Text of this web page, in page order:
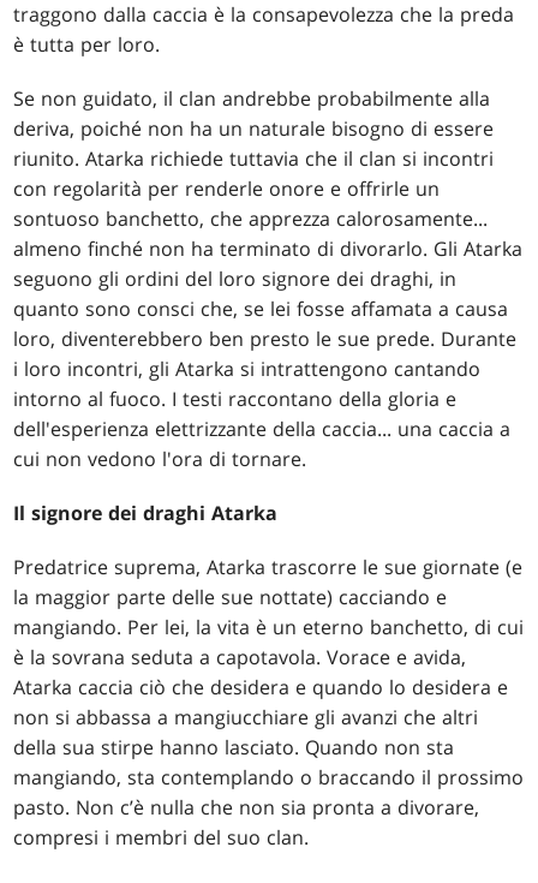
traggono dalla caccia è la consapevolezza che la preda
è tutta per loro.
Se non guidato, il clan andrebbe probabilmente alla
deriva, poiché non ha un naturale bisogno di essere
riunito. Atarka richiede tuttavia che il clan si incontri
con regolarità per renderle onore e offrirle un
sontuoso banchetto, che apprezza calorosamente...
almeno finché non ha terminato di divorarlo. Gli Atarka
seguono gli ordini del loro signore dei draghi, in
quanto sono consci che, se lei fosse affamata a causa
loro, diventerebbero ben presto le sue prede. Durante
i loro incontri, gli Atarka si intrattengono cantando
intorno al fuoco. I testi raccontano della gloria e
dell'esperienza elettrizzante della caccia... una caccia a
cui non vedono l'ora di tornare.
Il signore dei draghi Atarka
Predatrice suprema, Atarka trascorre le sue giornate (e
la maggior parte delle sue nottate) cacciando e
mangiando. Per lei, la vita è un eterno banchetto, di cui
è la sovrana seduta a capotavola. Vorace e avida,
Atarka caccia ciò che desidera e quando lo desidera e
non si abbassa a mangiucchiare gli avanzi che altri
della sua stirpe hanno lasciato. Quando non sta
mangiando, sta contemplando o braccando il prossimo
pasto. Non c’è nulla che non sia pronta a divorare,
compresi i membri del suo clan.